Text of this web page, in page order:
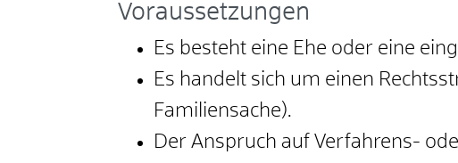
Voraussetzungen
Es besteht eine Ehe oder eine
Es handelt sich um einen
Familiensache).
Der Anspruch auf Verfahrens-